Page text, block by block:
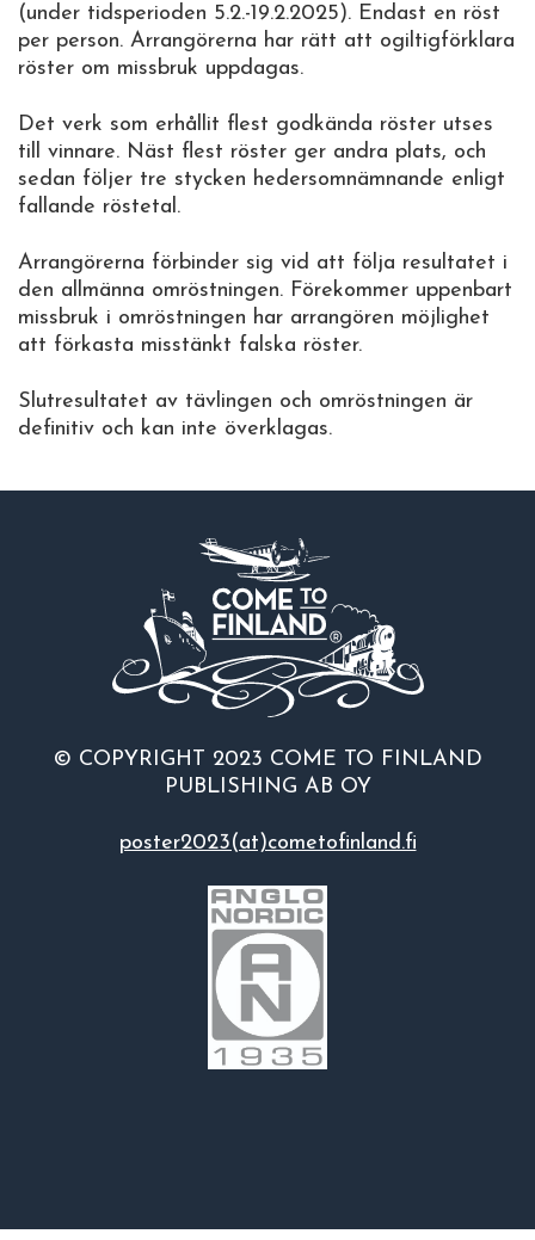
(under tidsperioden 5.2.-19.2.2025). Endast en röst
per person. Arrangörerna har rätt att ogiltigförklara
röster om missbruk uppdagas.
Det verk som erhållit flest godkända röster utses
till vinnare. Näst flest röster ger andra plats, och
sedan följer tre stycken hedersomnämnande enligt
fallande röstetal.
Arrangörerna förbinder sig vid att följa resultatet i
den allmänna omröstningen. Förekommer uppenbart
missbruk i omröstningen har arrangören möjlighet
att förkasta misstänkt falska röster.
Slutresultatet av tävlingen och omröstningen är
definitiv och kan inte överklagas.
© COPYRIGHT 2023 COME TO FINLAND
PUBLISHING AB OY
poster2023(at)cometofinland.fi